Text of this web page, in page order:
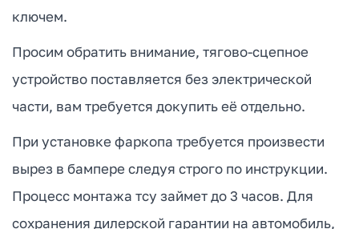
ключем.
Просим обратить внимание, тягово-сцепное
устройство поставляется без электрической
части, вам требуется докупить её отдельно.
При установке фаркопа требуется произвести
вырез в бампере следуя строго по инструкции.
Процесс монтажа тсу займет до 3 часов. Для
сохранения дилерской гарантии на автомобиль,